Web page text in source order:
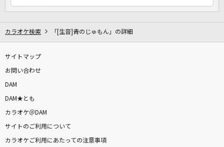
カラオケ検索 「[生音]青のじゅもん」の詳細
サイトマップ
お問い合わせ
DAM
DAM★とも
カラオケ＠DAM
サイトのご利用について
カラオケご利用にあたっての注意事項